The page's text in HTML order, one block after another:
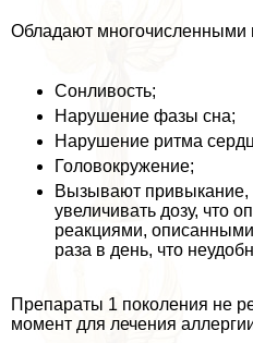
Обладают многочисленными
Сонливость;
Нарушение фазы сна;
Нарушение ритма
Головокружение;
Вызывают
увеличивать дозу, что
реакциями,
раза в день, что
Препараты 1 поколения не
момент для лечения